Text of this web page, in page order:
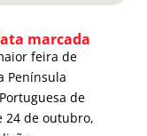
marcada
feira de
Península
de
24 de outubro,